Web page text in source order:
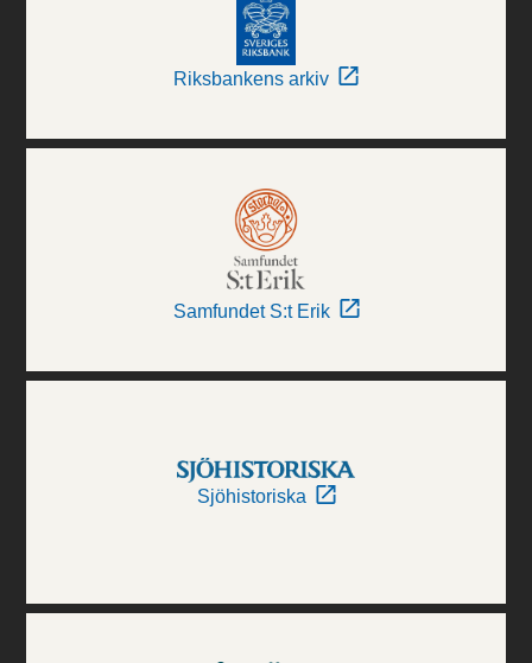
Riksbankens arkiv
Samfundet S:t Erik
Sjöhistoriska